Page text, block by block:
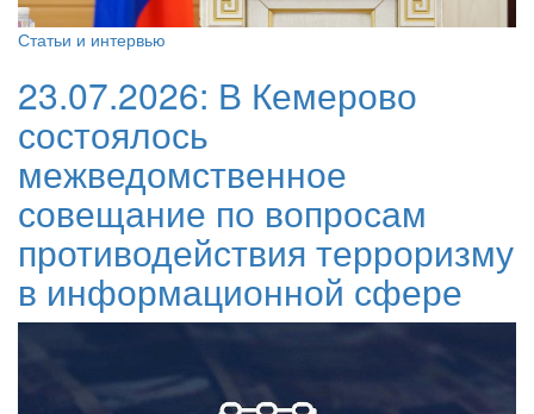
Статьи и интервью
23.07.2026: В Кемерово
состоялось
межведомственное
совещание по вопросам
противодействия терроризму
в информационной сфере